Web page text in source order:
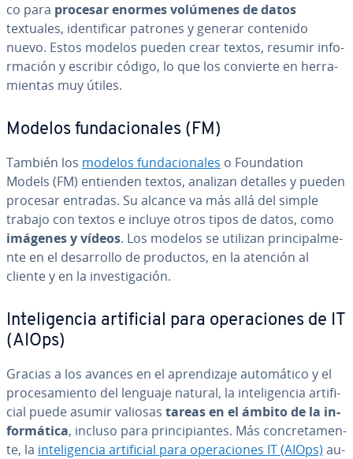
co para procesar enormes volúmenes de datos
textuales, ide­n­ti­fi­car patrones y generar contenido
nuevo. Estos modelos pueden crear textos, resumir in­fo­
r­ma­ción y escribir código, lo que los convierte en he­rra­
mie­n­tas muy útiles.
Modelos fu­n­da­cio­na­les (FM)
También los modelos fu­n­da­cio­na­les o Fou­n­da­tion
Models (FM) entienden textos, analizan detalles y pueden
procesar entradas. Su alcance va más allá del simple
trabajo con textos e incluye otros tipos de datos, como
imágenes y vídeos. Los modelos se utilizan pri­n­ci­pa­l­me­
n­te en el de­sa­rro­llo de productos, en la atención al
cliente y en la in­ve­s­ti­ga­ción.
In­te­li­ge­n­cia ar­ti­fi­cial para ope­ra­cio­nes de IT
(AIOps)
Gracias a los avances en el apre­n­di­za­je au­to­má­ti­co y el
pro­ce­sa­mie­n­to del lenguaje natural, la in­te­li­ge­n­cia ar­ti­fi­
cial puede asumir valiosas tareas en el ámbito de la in­
fo­r­má­ti­ca, incluso para pri­n­ci­pia­n­tes. Más co­n­cre­ta­me­n­
te, la in­te­li­ge­n­cia ar­ti­fi­cial para ope­ra­cio­nes IT (AIOps) au­